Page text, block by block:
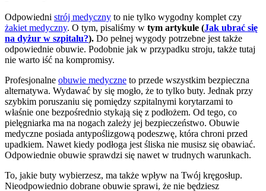
Odpowiedni strój medyczny to nie tylko wygodny komplet czy
żakiet medyczny. O tym, pisaliśmy w tym artykule (Jak ubrać się
na dyżur w szpitalu?). Do pełnej wygody potrzebne jest także
odpowiednie obuwie. Podobnie jak w przypadku stroju, także tutaj
nie warto iść na kompromisy.
Profesjonalne obuwie medyczne to przede wszystkim bezpieczna
alternatywa. Wydawać by się mogło, że to tylko buty. Jednak przy
szybkim poruszaniu się pomiędzy szpitalnymi korytarzami to
właśnie one bezpośrednio stykają się z podłożem. Od tego, co
pielęgniarka ma na nogach zależy jej bezpieczeństwo. Obuwie
medyczne posiada antypoślizgową podeszwę, która chroni przed
upadkiem. Nawet kiedy podłoga jest śliska nie musisz się obawiać.
Odpowiednie obuwie sprawdzi się nawet w trudnych warunkach.
To, jakie buty wybierzesz, ma także wpływ na Twój kręgosłup.
Nieodpowiednio dobrane obuwie sprawi, że nie będziesz